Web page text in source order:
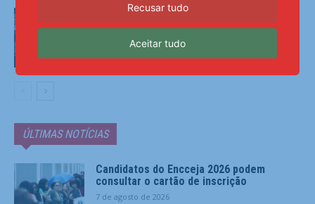
Últimas Notícias
Saeb 2025: Brasil recupera nível pré-
pandemia, mas ainda tem gargalos
ÚLTIMAS NOTÍCIAS
Candidatos do Encceja 2026 podem
consultar o cartão de inscrição
7 de agosto de 2026
Recusar tudo
Aceitar tudo